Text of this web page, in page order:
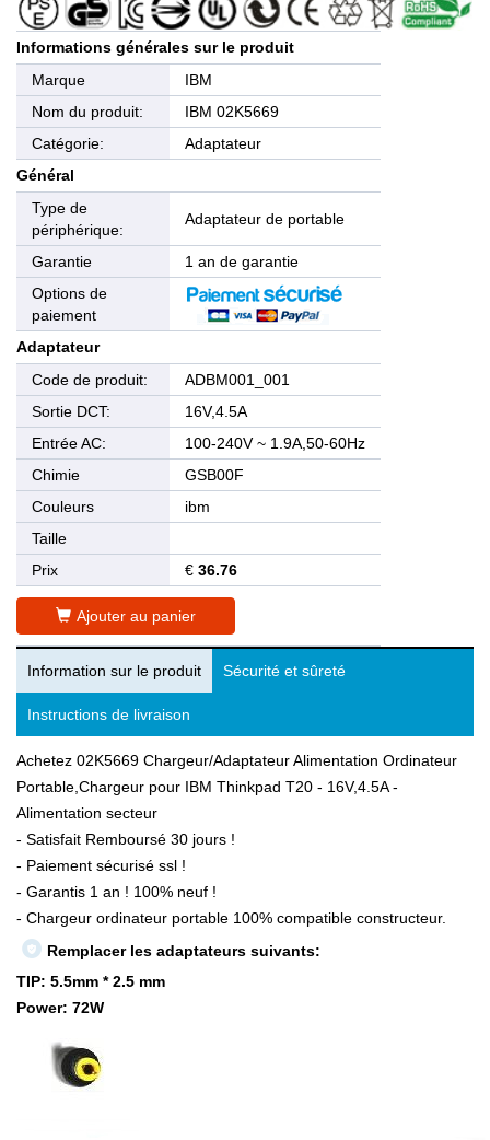
Informations générales sur le produit
Marque
IBM
Nom du produit:
IBM 02K5669
Catégorie:
Adaptateur
Général
Type de
périphérique:
Adaptateur de portable
Garantie
1 an de garantie
Options de
paiement
Adaptateur
Code de produit:
ADBM001_001
Sortie DCT:
16V,4.5A
Entrée AC:
100-240V ~ 1.9A,50-60Hz
Chimie
GSB00F
Couleurs
ibm
Taille
Prix
€ 36.76
Ajouter au panier
Information sur le produit Sécurité et sûreté
Instructions de livraison
Achetez 02K5669 Chargeur/Adaptateur Alimentation Ordinateur
Portable,Chargeur pour IBM Thinkpad T20 - 16V,4.5A -
Alimentation secteur
- Satisfait Remboursé 30 jours !
- Paiement sécurisé ssl !
- Garantis 1 an ! 100% neuf !
- Chargeur ordinateur portable 100% compatible constructeur.
Remplacer les adaptateurs suivants:
TIP: 5.5mm * 2.5 mm
Power: 72W